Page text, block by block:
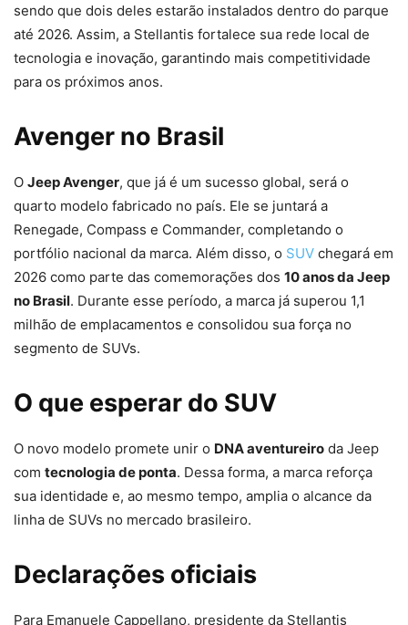
sendo que dois deles estarão instalados dentro do parque
até 2026. Assim, a Stellantis fortalece sua rede local de
tecnologia e inovação, garantindo mais competitividade
para os próximos anos.
Avenger no Brasil
O Jeep Avenger, que já é um sucesso global, será o
quarto modelo fabricado no país. Ele se juntará a
Renegade, Compass e Commander, completando o
portfólio nacional da marca. Além disso, o SUV chegará em
2026 como parte das comemorações dos 10 anos da Jeep
no Brasil. Durante esse período, a marca já superou 1,1
milhão de emplacamentos e consolidou sua força no
segmento de SUVs.
O que esperar do SUV
O novo modelo promete unir o DNA aventureiro da Jeep
com tecnologia de ponta. Dessa forma, a marca reforça
sua identidade e, ao mesmo tempo, amplia o alcance da
linha de SUVs no mercado brasileiro.
Declarações oficiais
Para Emanuele Cappellano, presidente da Stellantis